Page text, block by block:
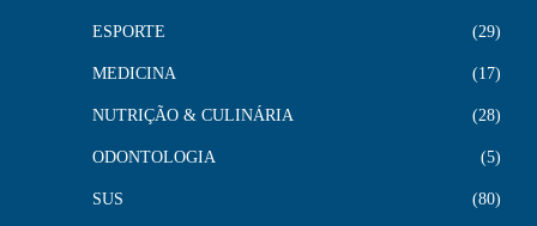
ESPORTE 29
MEDICINA 17
NUTRIÇÃO & CULINÁRIA 28
ODONTOLOGIA 5
SUS 80